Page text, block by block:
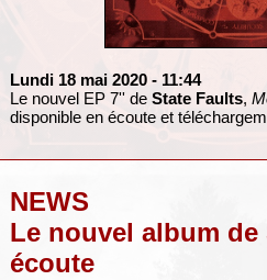
Lundi 18 mai 2020 - 11:44
Le nouvel EP 7'' de State Faults,
disponible en écoute et
NEWS
Le nouvel album de
écoute